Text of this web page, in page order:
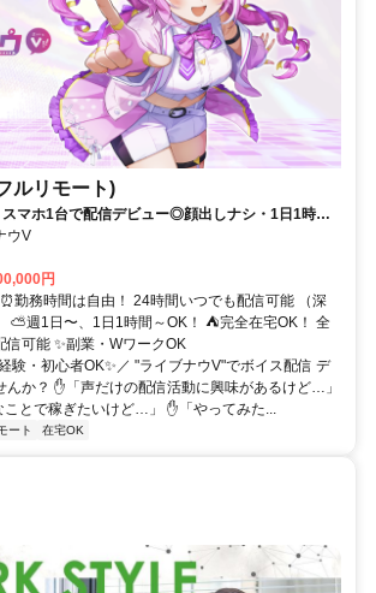
ルリモート)
マホ1台で配信デビュー◎顔出しナシ・1日1時間
ウV
円
勤務時間は自由！ 24時間いつでも配信可能 （深
⛅週1日〜、1日1時間～OK！ ⛺完全在宅OK！ 全
信可能 ✨副業・WワークOK
験・初心者OK✨／ "ライブナウV"でボイス配信 デ
んか？ ✋「声だけの配信活動に興味があるけど…」
ことで稼ぎたいけど…」 ✋「やってみた...
ート 在宅OK